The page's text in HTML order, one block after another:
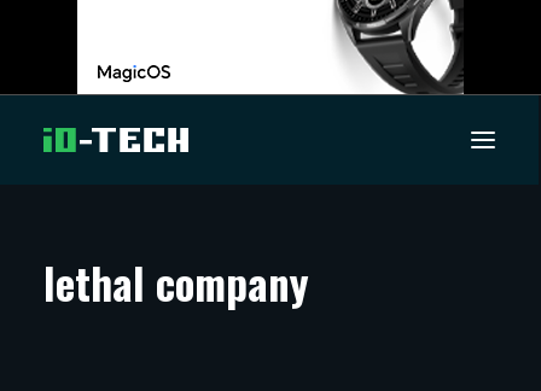
ARTIKKELIT
lethal company